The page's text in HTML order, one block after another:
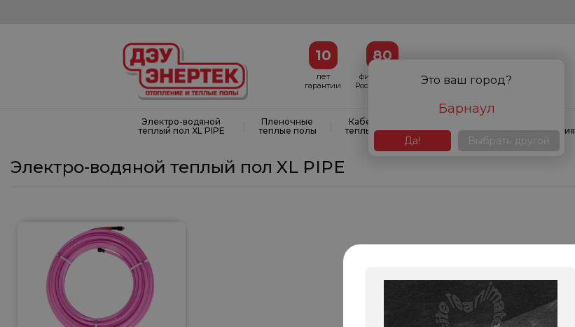
10
лет
гарантии
80
филиалов в
России и СНГ
Электро-водяной
теплый пол XL PIPE
Пленочные
теплые полы
Кабельные
теплые полы
маты
антиобледенения
Электро-водяной теплый пол XL PIPE
Это ваш город?
Барнаул
Да! Выбрать другой